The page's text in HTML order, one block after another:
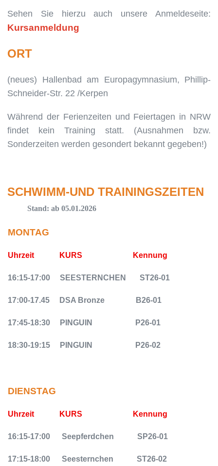
Sehen Sie hierzu auch unsere Anmeldeseite:
Kursanmeldung
ORT
(neues) Hallenbad am Europagymnasium, Phillip-
Schneider-Str. 22 /Kerpen
Während der Ferienzeiten und Feiertagen in NRW
findet kein Training statt. (Ausnahmen bzw.
Sonderzeiten werden gesondert bekannt gegeben!)
SCHWIMM-UND TRAININGSZEITEN
Stand: ab 05.01.2026
MONTAG
Uhrzeit KURS Kennung
16:15-17:00 SEESTERNCHEN ST26-01
17:00-17.45 DSA Bronze B26-01
17:45-18:30 PINGUIN P26-01
18:30-19:15 PINGUIN P26-02
DIENSTAG
Uhrzeit KURS Kennung
16:15-17:00 Seepferdchen SP26-01
17:15-18:00 Seesternchen ST26-02